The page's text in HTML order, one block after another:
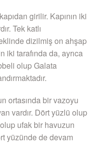
girilir. Kapının iki
Tek katlı
dizilmiş on ahşap
iki tarafında da, ayrıca
olup Galata
ortasında bir vazoyu
vardır. Dört yüzlü olup
ufak bir havuzun
yüzünde de devam